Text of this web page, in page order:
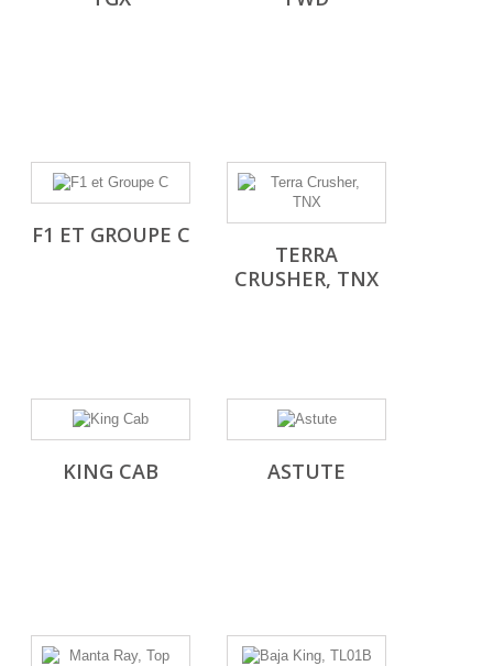
F1 ET GROUPE C
TERRA
CRUSHER, TNX
KING CAB ASTUTE